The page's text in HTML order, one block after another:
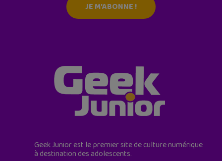
JE M'ABONNE !
Geek Junior est le premier site de culture numérique
à destination des adolescents.